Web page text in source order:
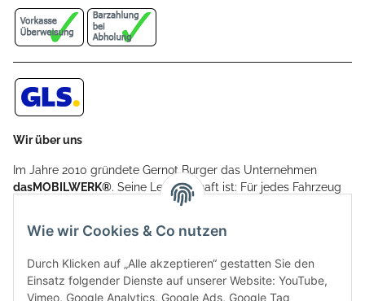
Wir über uns
Im Jahre 2010 gründete Gernot Burger das Unternehmen
dasMOBILWERK®. Seine Leidenschaft ist: Für jedes Fahrzeug
ein Car Cover anzubieten - passgenau und individuell.
Aufgrund der vielen positiven Kundenrückmeldungen kamen
weitere Produkte, wie Reifenschuhe, Hardtopständer hinzu.
Seine Reifenschoner werden in Deutschland produziert und
sind mit hochwertigen Techniken und Materialien gefertigt.
Wie wir Cookies & Co nutzen
Durch Klicken auf „Alle akzeptieren“ gestatten Sie den
Einsatz folgender Dienste auf unserer Website: YouTube,
Vimeo, Google Analytics, Google Ads, Google Tag